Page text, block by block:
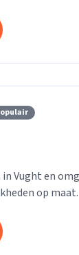
Vught en
op maat.